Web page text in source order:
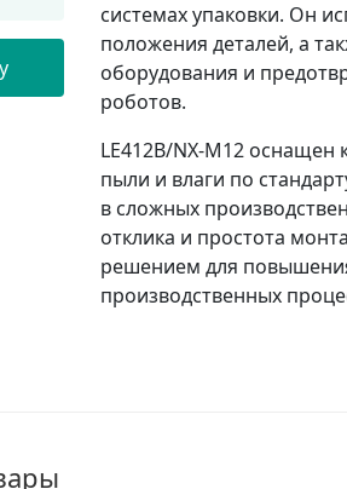
системах упаковки. Он
положения деталей, а
оборудования и
роботов.
LE412B/NX-M12
пыли и влаги по
в сложных
отклика и простота
решением для
производственных